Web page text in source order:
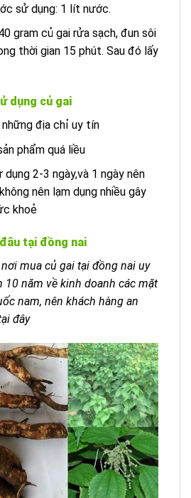
sử dụng: 1 lít nước.
gram củ gai rửa sạch, đun sôi
thời gian 15 phút. Sau đó lấy
dụng củ gai
những địa chỉ uy tín
phẩm quá liều
2-3 ngày,và 1 ngày nên
nên lạm dụng nhiều gây
khoẻ
tại đồng nai
mua củ gai tại đồng nai uy
10 năm về kinh doanh các mặt
nam, nên khách hàng an
đây